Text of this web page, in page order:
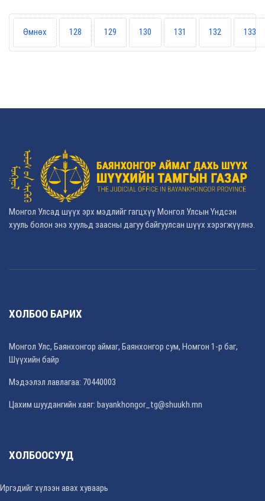
Өмнөх 128 129 130 131 132 133
Монгол Улсад шүүх эрх мэдлийг гагцхүү Монгол Улсын Үндсэн
хууль болон энэ хуульд заасны дагуу байгуулсан шүүх хэрэгжүүлнэ.
ХОЛБОО БАРИХ
Монгол Улс, Баянхонгор аймаг, Баянхонгор сум, Номгон 1-р баг,
Шүүхийн байр
Мэдээлэл лавлагаа: 70440003
Цахим шуудангийн хаяг: bayankhongor_tg@shuukh.mn
ХОЛБООСУУД
Иргэдийг хүлээн авах хуваарь